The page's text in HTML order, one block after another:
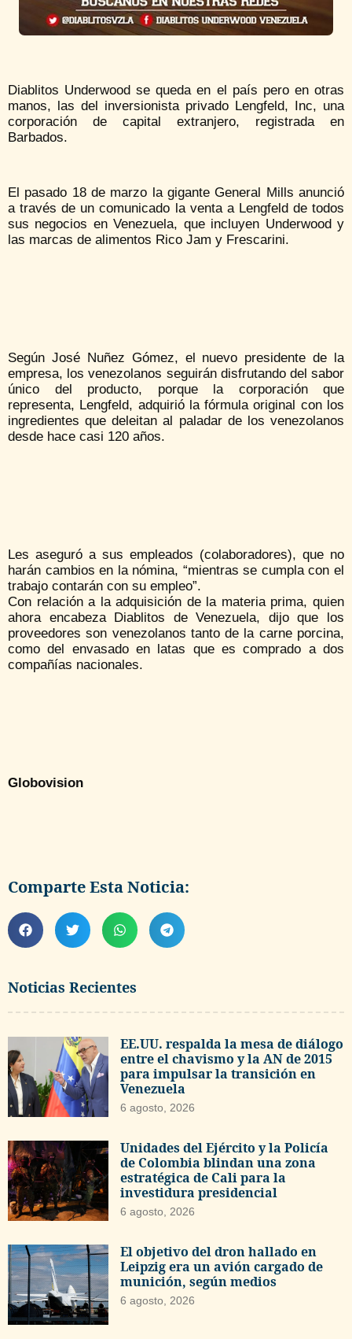
Noticias Recientes
EE.UU. respalda la mesa de diálogo
entre el chavismo y la AN de 2015
para impulsar la transición en
Venezuela
6 agosto, 2026
Unidades del Ejército y la Policía
de Colombia blindan una zona
estratégica de Cali para la
investidura presidencial
6 agosto, 2026
El objetivo del dron hallado en
Leipzig era un avión cargado de
munición, según medios
6 agosto, 2026
Diablitos Underwood se queda en el país pero en otras
manos, las del inversionista privado Lengfeld, Inc, una
corporación de capital extranjero, registrada en
Barbados.
El pasado 18 de marzo la gigante General Mills anunció
a través de un comunicado la venta a Lengfeld de todos
sus negocios en Venezuela, que incluyen Underwood y
las marcas de alimentos Rico Jam y Frescarini.
Según José Nuñez Gómez, el nuevo presidente de la
empresa, los venezolanos seguirán disfrutando del sabor
único del producto, porque la corporación que
representa, Lengfeld, adquirió la fórmula original con los
ingredientes que deleitan al paladar de los venezolanos
desde hace casi 120 años.
Les aseguró a sus empleados (colaboradores), que no
harán cambios en la nómina, “mientras se cumpla con el
trabajo contarán con su empleo”.
Con relación a la adquisición de la materia prima, quien
ahora encabeza Diablitos de Venezuela, dijo que los
proveedores son venezolanos tanto de la carne porcina,
como del envasado en latas que es comprado a dos
compañías nacionales.
Globovision
Comparte Esta Noticia: